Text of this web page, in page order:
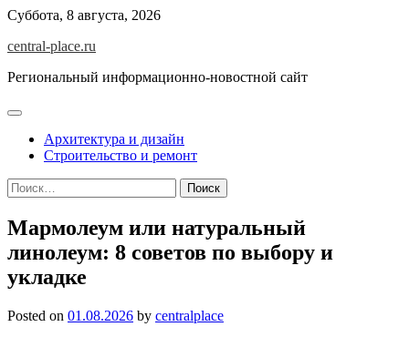
Skip
content
Суббота, 8 августа, 2026
central-place.ru
Региональный информационно-новостной сайт
Архитектура и дизайн
Строительство и ремонт
Найти:
Мармолеум или натуральный
линолеум: 8 советов по выбору и
укладке
Posted on 01.08.2026 by centralplace